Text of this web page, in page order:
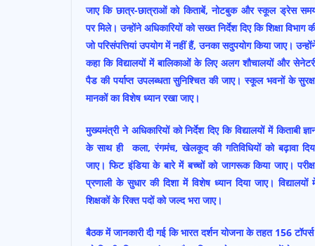
जाए कि छात्र-छात्राओं को किताबें, नोटबुक और स्कूल ड्रेस
पर मिले। उन्होंने अधिकारियों को सख्त निर्देश दिए कि शिक्षा विभाग
जो परिसंपत्तियां उपयोग में नहीं हैं, उनका सदुपयोग किया जाए।
कहा कि विद्यालयों में बालिकाओं के लिए अलग शौचालयों और
पैड की पर्याप्त उपलब्धता सुनिश्चित की जाए। स्कूल भवनों के
मानकों का विशेष ध्यान रखा जाए।
मुख्यमंत्री ने अधिकारियों को निर्देश दिए कि विद्यालयों में किताबी
के साथ ही कला, रंगमंच, खेलकूद की गतिविधियों को बढ़ावा
जाए। फिट इंडिया के बारे में बच्चों को जागरूक किया जाए।
प्रणाली के सुधार की दिशा में विशेष ध्यान दिया जाए। विद्यालयों
शिक्षकों के रिक्त पदों को जल्द भरा जाए।
बैठक में जानकारी दी गई कि भारत दर्शन योजना के तहत 156 टॉपर्स